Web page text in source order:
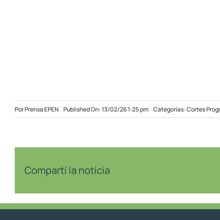
PorPrensa EPEN Published On: 13/02/26 1:25 pm Categorías:Cortes
Compartí la noticia